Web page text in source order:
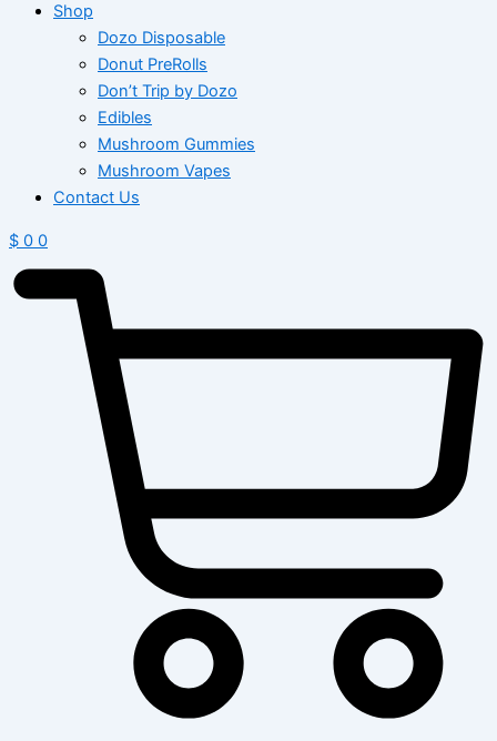
Shop
Dozo Disposable
Donut PreRolls
Don’t Trip by Dozo
Edibles
Mushroom Gummies
Mushroom Vapes
Contact Us
$ 0 0